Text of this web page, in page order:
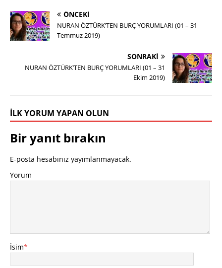
ÖNCEKI
NURAN ÖZTÜRK’TEN BURÇ YORUMLARI (01 – 31
Temmuz 2019)
SONRAKI
NURAN ÖZTÜRK’TEN BURÇ YORUMLARI (01 – 31
Ekim 2019)
İLK YORUM YAPAN OLUN
Bir yanıt bırakın
E-posta hesabınız yayımlanmayacak.
Yorum
İsim*